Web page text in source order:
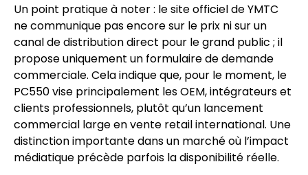
Un point pratique à noter : le site officiel de YMTC
ne communique pas encore sur le prix ni sur un
canal de distribution direct pour le grand public ; il
propose uniquement un formulaire de demande
commerciale. Cela indique que, pour le moment, le
PC550 vise principalement les OEM, intégrateurs et
clients professionnels, plutôt qu’un lancement
commercial large en vente retail international. Une
distinction importante dans un marché où l’impact
médiatique précède parfois la disponibilité réelle.